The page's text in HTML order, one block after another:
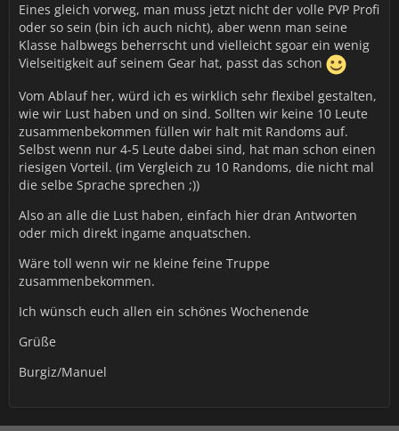
Eines gleich vorweg, man muss jetzt nicht der volle PVP Profi
oder so sein (bin ich auch nicht), aber wenn man seine
Klasse halbwegs beherrscht und vielleicht sgoar ein wenig
Vielseitigkeit auf seinem Gear hat, passt das schon
Vom Ablauf her, würd ich es wirklich sehr flexibel gestalten,
wie wir Lust haben und on sind. Sollten wir keine 10 Leute
zusammenbekommen füllen wir halt mit Randoms auf.
Selbst wenn nur 4-5 Leute dabei sind, hat man schon einen
riesigen Vorteil. (im Vergleich zu 10 Randoms, die nicht mal
die selbe Sprache sprechen ;))
Also an alle die Lust haben, einfach hier dran Antworten
oder mich direkt ingame anquatschen.
Wäre toll wenn wir ne kleine feine Truppe
zusammenbekommen.
Ich wünsch euch allen ein schönes Wochenende
Grüße
Burgiz/Manuel